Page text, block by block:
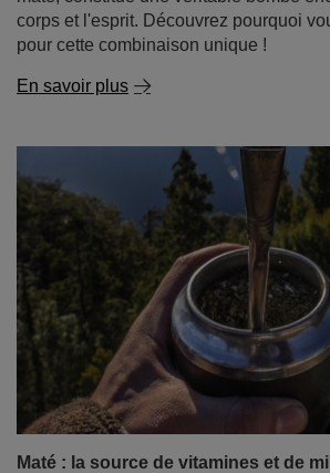
corps et l'esprit. Découvrez pourquoi
pour cette combinaison unique !
En savoir plus
Maté : la source de vitamines et de